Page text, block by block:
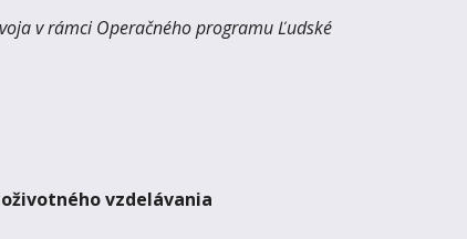
v rámci Operačného programu Ľudské
vzdelávania